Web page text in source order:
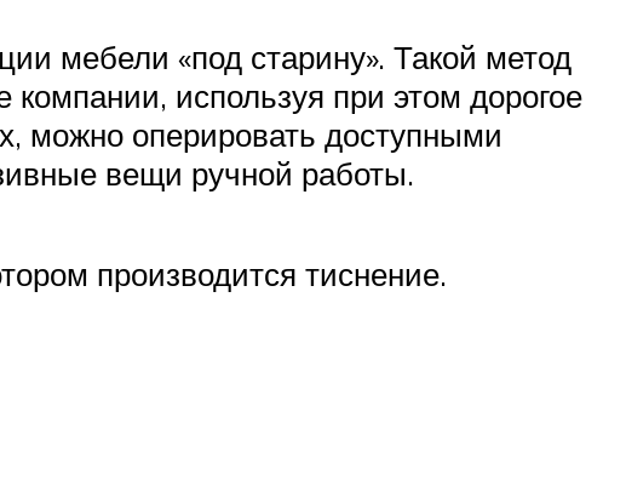
мебели «под старину». Такой метод
используя при этом дорогое
можно оперировать доступными
вещи ручной работы.
производится тиснение.